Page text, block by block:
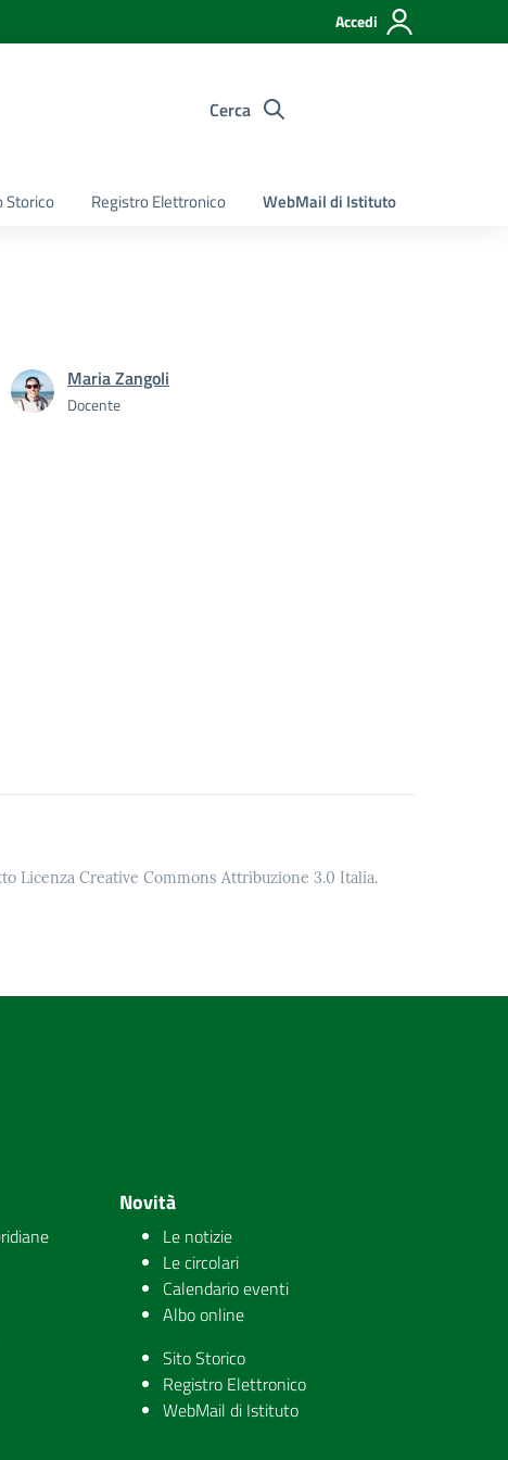
Accedi
Cerca
Storico Registro Elettronico WebMail di Istituto
Maria Zangoli
Docente
Licenza Creative Commons Attribuzione 3.0 Italia.
Novità
Le notizie
Le circolari
Calendario eventi
Albo online
Sito Storico
Registro Elettronico
WebMail di Istituto